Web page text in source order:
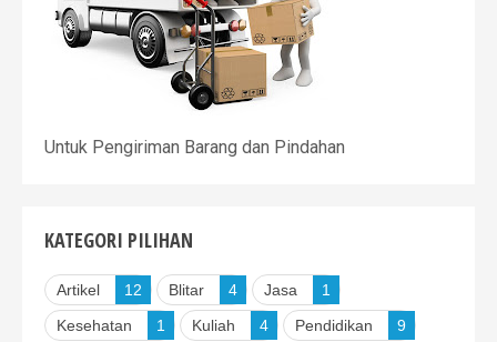
Untuk Pengiriman Barang dan Pindahan
KATEGORI PILIHAN
Artikel 12 Blitar 4 Jasa
1
Kesehatan
1 Kuliah 4 Pendidikan
9